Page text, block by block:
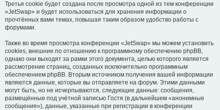
Третья cookie будет создана после просмотра одной из тем конференции
«JetSwap» и будет использоваться для хранения информации о
прочтённых вами темах, повышая таким образом удобство работы с
форумами.
Также во время просмотра конференции «JetSwap» мы можем установить
cookies, внешние по отношению к программному обеспечению phpBB,
однако они выходят за рамки этого документа, целью которого является
рассмотрение страниц, созданных исключительно программным
обеспечением phpBB. Вторым источником получения вашей информации
являются данные, которые вы отправляете на форум. Этими данными
могут быть, но не исчерпываются, следующие данные: сообщения,
размещённые под учётной записью Гостя (в дальнейшем «анонимные
сообщения»), данные, указанные при регистрации в конференции